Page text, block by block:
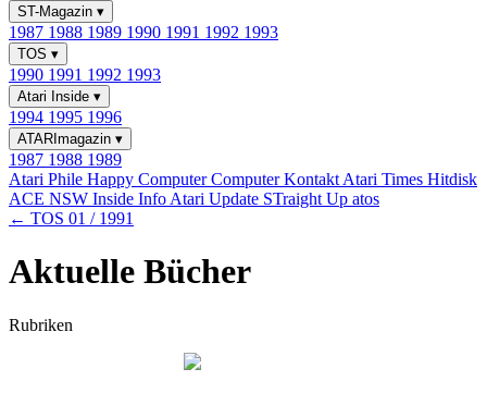
ST-Magazin ▾
1987 1988 1989 1990 1991 1992 1993
TOS ▾
1990 1991 1992 1993
Atari Inside ▾
1994 1995 1996
ATARImagazin ▾
1987 1988 1989
Atari Phile Happy ComputerComputer Kontakt Atari Times Hitdisk
ACE NSW Inside Info Atari Update STraight Up atos
← TOS 01 / 1991
Aktuelle Bücher
Rubriken